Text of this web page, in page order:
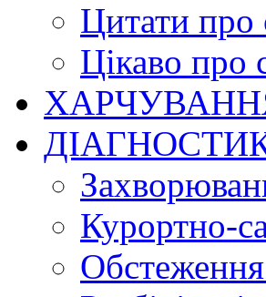
Цитати про
Цікаво про
Курортно-